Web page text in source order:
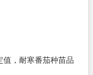
值，耐寒番茄种苗品